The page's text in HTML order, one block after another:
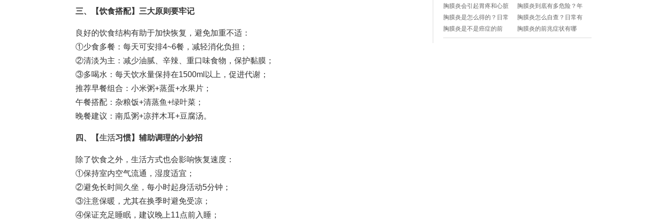
三、【饮食搭配】三大原则要牢记
良好的饮食结构有助于加快恢复，避免加重不适：
①少食多餐：每天可安排4~6餐，减轻消化负担；
②清淡为主：减少油腻、辛辣、重口味食物，保护黏膜；
③多喝水：每天饮水量保持在1500ml以上，促进代谢；
推荐早餐组合：小米粥+蒸蛋+水果片；
午餐搭配：杂粮饭+清蒸鱼+绿叶菜；
晚餐建议：南瓜粥+凉拌木耳+豆腐汤。
四、【生活习惯】辅助调理的小妙招
除了饮食之外，生活方式也会影响恢复速度：
①保持室内空气流通，湿度适宜；
②避免长时间久坐，每小时起身活动5分钟；
③注意保暖，尤其在换季时避免受凉；
④保证充足睡眠，建议晚上11点前入睡；
这些指标异常意味着什
么？
么缓解？有没有日常小妙
招？
胸膜炎会引起胃疼和心脏
不适吗？身体求救信号别
忽视！
胸膜炎到底有多危险？年
轻人也会中招吗？这些信
号要警惕！
胸膜炎是怎么得的？日常
习惯竟成“帮凶”？
胸膜炎怎么自查？日常有
哪些方法能辅助判断？
胸膜炎是不是癌症的前
兆？一文搞懂它的真实面
胸膜炎的前兆症状有哪
些？身体发出这些信号要